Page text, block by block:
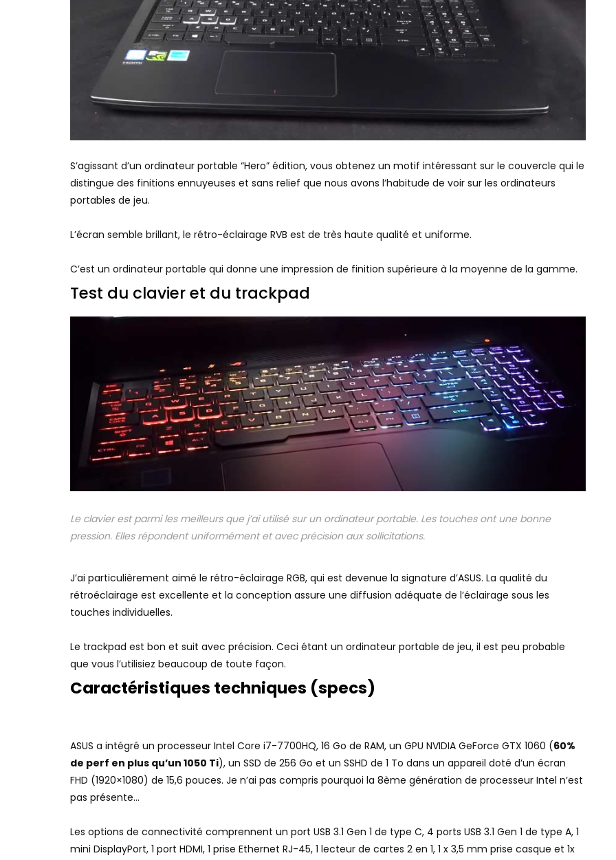
S’agissant d’un ordinateur portable “Hero” édition, vous obtenez un motif intéressant sur le couvercle qui le
distingue des finitions ennuyeuses et sans relief que nous avons l’habitude de voir sur les ordinateurs
portables de jeu.
L’écran semble brillant, le rétro-éclairage RVB est de très haute qualité et uniforme.
C’est un ordinateur portable qui donne une impression de finition supérieure à la moyenne de la gamme.
Test du clavier et du trackpad
Le clavier est parmi les meilleurs que j’ai utilisé sur un ordinateur portable. Les touches ont une bonne
pression. Elles répondent uniformément et avec précision aux sollicitations.
J’ai particulièrement aimé le rétro-éclairage RGB, qui est devenue la signature d’ASUS. La qualité du
rétroéclairage est excellente et la conception assure une diffusion adéquate de l’éclairage sous les
touches individuelles.
Le trackpad est bon et suit avec précision. Ceci étant un ordinateur portable de jeu, il est peu probable
que vous l’utilisiez beaucoup de toute façon.
Caractéristiques techniques (specs)
ASUS a intégré un processeur Intel Core i7-7700HQ, 16 Go de RAM, un GPU NVIDIA GeForce GTX 1060 (60%
de perf en plus qu’un 1050 Ti), un SSD de 256 Go et un SSHD de 1 To dans un appareil doté d’un écran
FHD (1920×1080) de 15,6 pouces. Je n’ai pas compris pourquoi la 8ème génération de processeur Intel n’est
pas présente…
Les options de connectivité comprennent un port USB 3.1 Gen 1 de type C, 4 ports USB 3.1 Gen 1 de type A, 1
mini DisplayPort, 1 port HDMI, 1 prise Ethernet RJ-45, 1 lecteur de cartes 2 en 1, 1 x 3,5 mm prise casque et 1x